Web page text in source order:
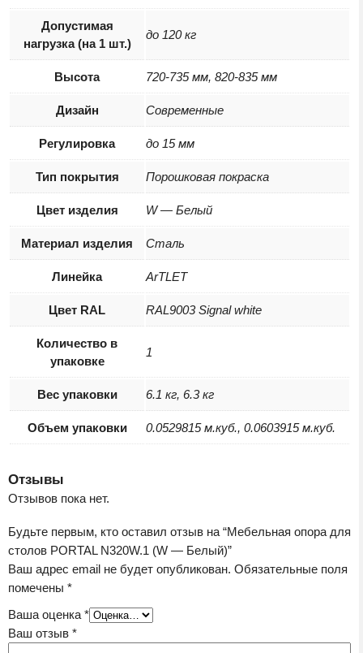
Допустимая
нагрузка (на 1 шт.)
до 120 кг
Высота 720-735 мм, 820-835 мм
Дизайн Современные
Регулировка до 15 мм
Тип покрытия Порошковая покраска
Цвет изделия W — Белый
Материал изделия Сталь
Линейка ArTLET
Цвет RAL RAL9003 Signal white
Количество в
упаковке
1
Вес упаковки 6.1 кг, 6.3 кг
Объем упаковки 0.0529815 м.куб., 0.0603915 м.куб.
Отзывы
Отзывов пока нет.
Будьте первым, кто оставил отзыв на “Мебельная опора для
столов PORTAL N320W.1 (W — Белый)”
Ваш адрес email не будет опубликован. Обязательные поля
помечены *
Ваша оценка *
Ваш отзыв *